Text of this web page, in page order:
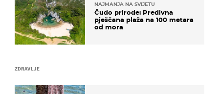
ZDRAVLJE
NAJMANJA NA SVIJETU
Čudo prirode: Predivna
pješčana plaža na 100 metara
od mora